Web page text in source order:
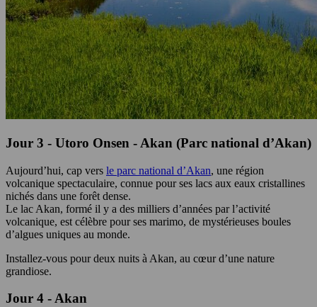
Jour 3 - Utoro Onsen - Akan (Parc national d’Akan)
Aujourd’hui, cap vers le parc national d’Akan, une région
volcanique spectaculaire, connue pour ses lacs aux eaux cristallines
nichés dans une forêt dense.
Le lac Akan, formé il y a des milliers d’années par l’activité
volcanique, est célèbre pour ses marimo, de mystérieuses boules
d’algues uniques au monde.
Installez-vous pour deux nuits à Akan, au cœur d’une nature
grandiose.
Jour 4 - Akan